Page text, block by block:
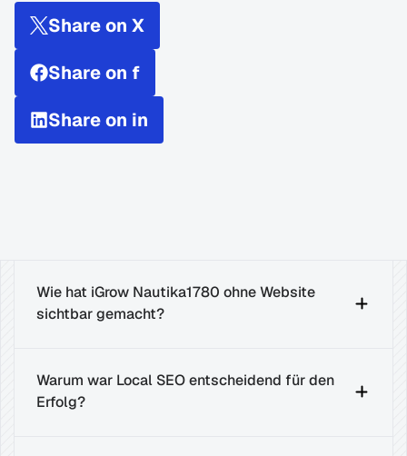
Share on X
Share on f
Share on in
Wie hat iGrow Nautika1780 ohne Website
sichtbar gemacht?
Warum war Local SEO entscheidend für den
Erfolg?